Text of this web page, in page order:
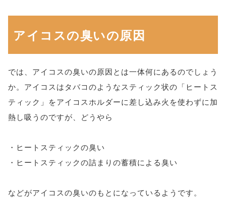
アイコスの臭いの原因
では、アイコスの臭いの原因とは一体何にあるのでしょう
か。アイコスはタバコのようなスティック状の「ヒートス
ティック」をアイコスホルダーに差し込み火を使わずに加
熱し吸うのですが、どうやら
・ヒートスティックの臭い
・ヒートスティックの詰まりの蓄積による臭い
などがアイコスの臭いのもとになっているようです。